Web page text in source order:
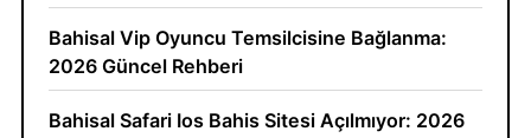
Bahisal Vip Oyuncu Temsilcisine Bağlanma:
2026 Güncel Rehberi
Bahisal Safari Ios Bahis Sitesi Açılmıyor: 2026